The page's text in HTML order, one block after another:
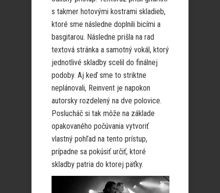
s takmer hotovými kostrami skladieb,
ktoré sme následne doplnili bicími a
basgitarou. Následne prišla na rad
textová stránka a samotný vokál, ktorý
jednotlivé skladby scelil do finálnej
podoby. Aj keď sme to striktne
neplánovali, Reinvent je napokon
autorsky rozdelený na dve polovice.
Poslucháč si tak môže na základe
opakovaného počúvania vytvoriť
vlastný pohľad na tento prístup,
prípadne sa pokúsiť určiť, ktoré
skladby patria do ktorej päťky.